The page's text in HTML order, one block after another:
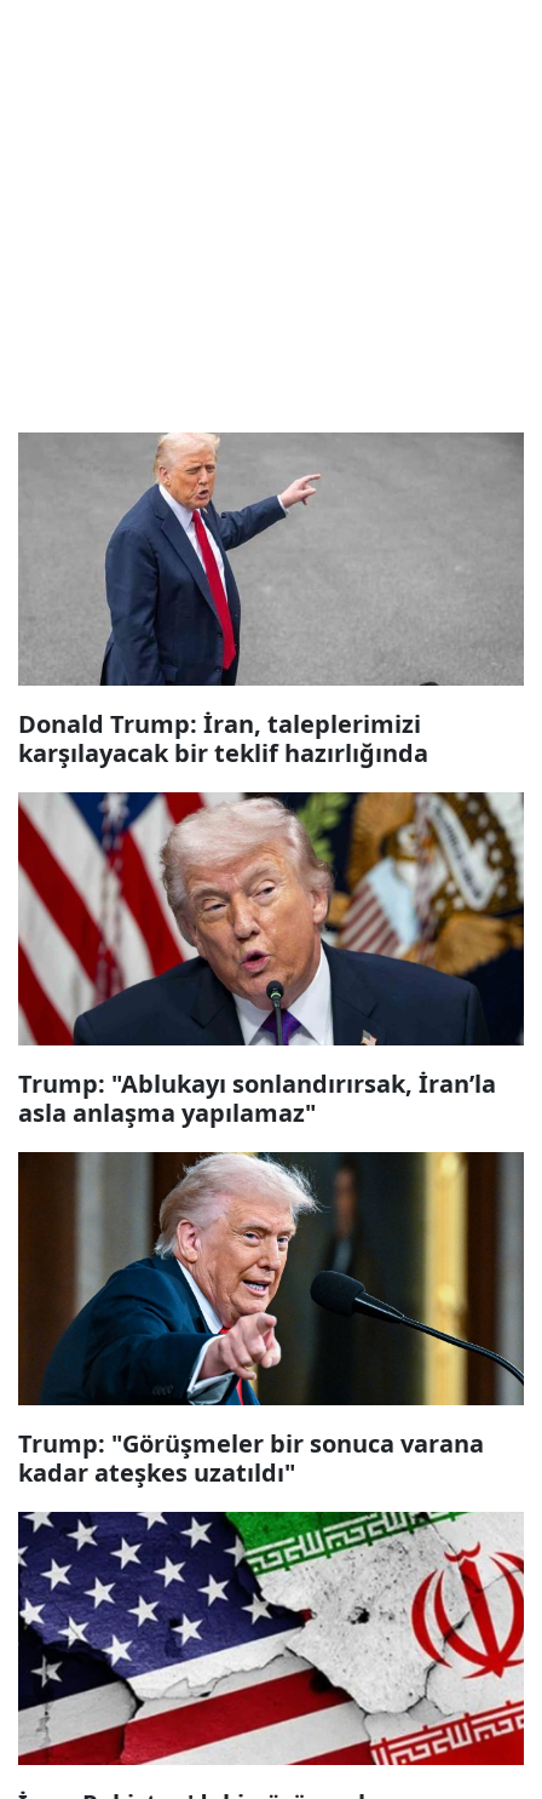
Donald Trump: İran, taleplerimizi
karşılayacak bir teklif hazırlığında
Trump: "Ablukayı sonlandırırsak, İran’la
asla anlaşma yapılamaz"
Trump: "Görüşmeler bir sonuca varana
kadar ateşkes uzatıldı"